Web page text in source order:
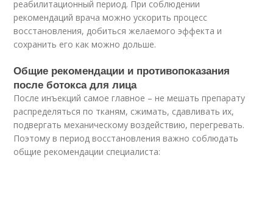
реабилитационный период. При соблюдении
рекомендаций врача можно ускорить процесс
восстановления, добиться желаемого эффекта и
сохранить его как можно дольше.
Общие рекомендации и противопоказания
после ботокса для лица
После инъекций самое главное – не мешать препарату
распределяться по тканям, сжимать, сдавливать их,
подвергать механическому воздействию, перегревать.
Поэтому в период восстановления важно соблюдать
общие рекомендации специалиста: